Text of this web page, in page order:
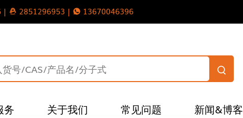
| 2851296953 | 13670046396
务 关于我们 常见问题 新闻&博客